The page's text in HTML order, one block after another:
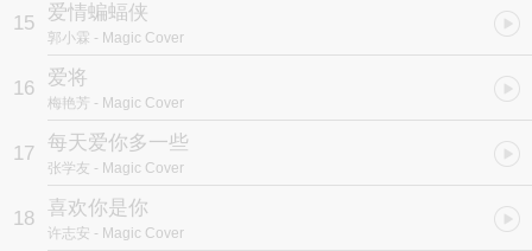
15 爱情蝙蝠侠
郭小霖 - Magic Cover
16 爱将
梅艳芳 - Magic Cover
17 每天爱你多一些
张学友 - Magic Cover
18 喜欢你是你
许志安 - Magic Cover